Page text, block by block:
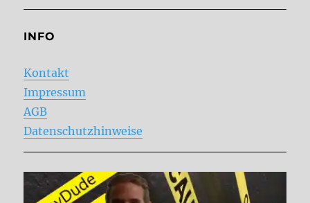
INFO
Kontakt
Impressum
AGB
Datenschutzhinweise